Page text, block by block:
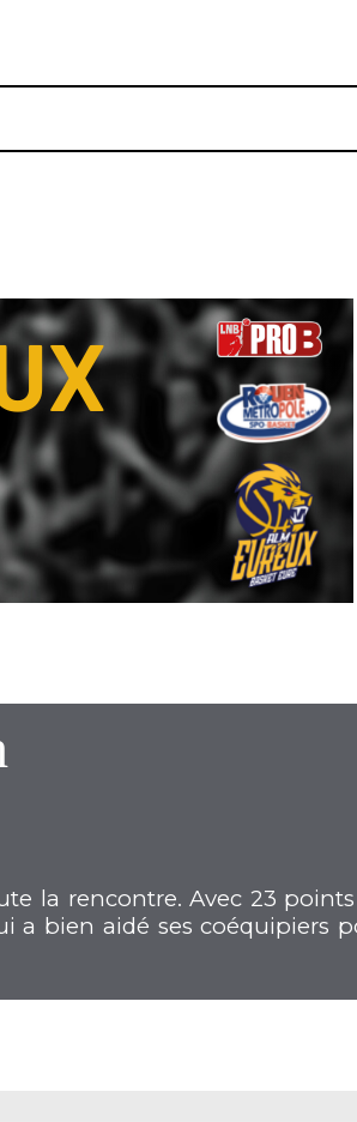
la rencontre. Avec 23
a bien aidé ses coéquipiers